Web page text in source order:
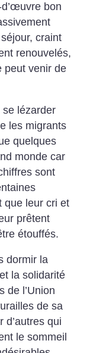
bon
craint
renouvelés,
peut venir de
se lézarder
les migrants
quelques
monde car
sont
que leur cri et
prêtent
étouffés.
dormir la
la solidarité
de l’Union
de sa
d’autres qui
le sommeil